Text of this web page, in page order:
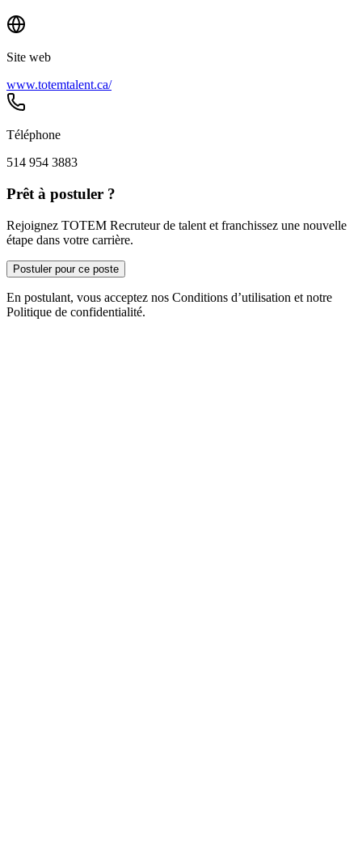
Site web
www.totemtalent.ca/
Téléphone
514 954 3883
Prêt à postuler ?
Rejoignez TOTEM Recruteur de talent et franchissez une nouvelle
étape dans votre carrière.
Postuler pour ce poste
En postulant, vous acceptez nos Conditions d’utilisation et notre
Politique de confidentialité.